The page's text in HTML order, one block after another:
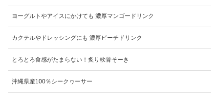
ヨーグルトやアイスにかけても 濃厚マンゴードリンク
カクテルやドレッシングにも 濃厚ピーチドリンク
とろとろ食感がたまらない！炙り軟骨そーき
沖縄県産100％シークヮーサー